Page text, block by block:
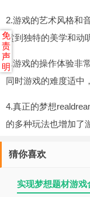
2.游戏的艺术风格和
赏到独特的美学和动
3.游戏的操作体验非
同时游戏的难度适中
4.真正的梦想
的多种玩法也增加了
猜你喜欢
实现梦想题材游戏
免
责
声
明